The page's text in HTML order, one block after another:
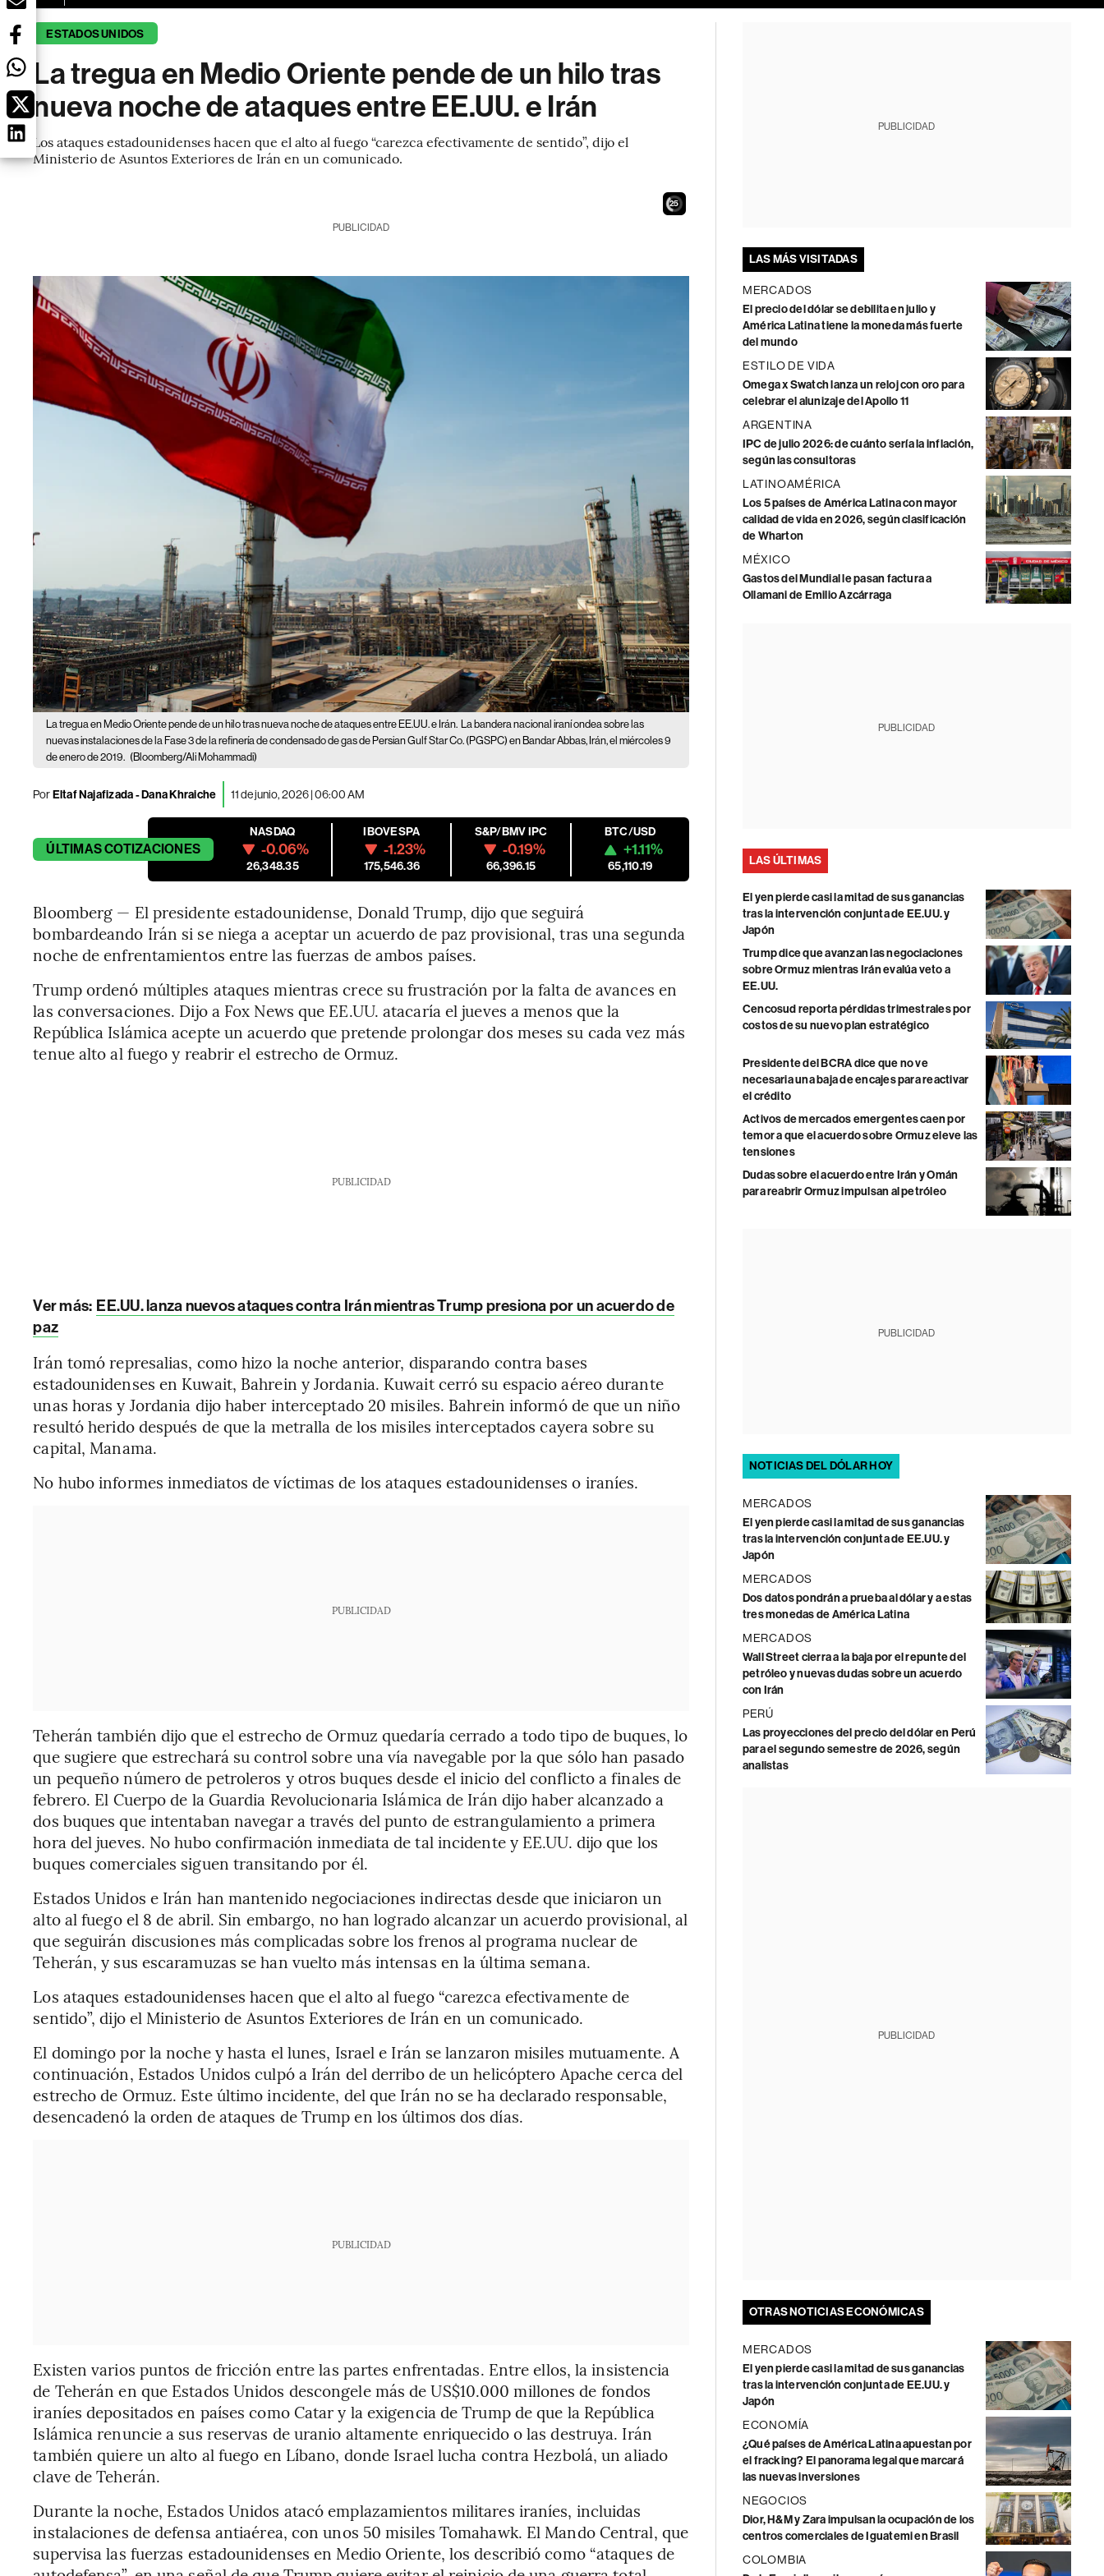
ESTADOS UNIDOS
La tregua en Medio Oriente pende de un hilo tras
nueva noche de ataques entre EE.UU. e Irán
Los ataques estadounidenses hacen que el alto al fuego “carezca efectivamente de sentido”, dijo el
Ministerio de Asuntos Exteriores de Irán en un comunicado.
24
PUBLICIDAD
La tregua en Medio Oriente pende de un hilo tras nueva noche de ataques entre EE.UU. e Irán. La bandera nacional iraní ondea sobre las
nuevas instalaciones de la Fase 3 de la refinería de condensado de gas de Persian Gulf Star Co. (PGSPC) en Bandar Abbas, Irán, el miércoles 9
de enero de 2019. (Bloomberg/Ali Mohammadi)
PorEltaf Najafizada - Dana Khraiche 11 de junio, 2026 | 06:00 AM
ÚLTIMASCOTIZACIONES
NASDAQ
-0.06%
26,348.35
IBOVESPA
-1.23%
175,546.36
S&P/BMV IPC
-0.19%
66,396.15
BTC/USD
+1.11%
65,110.19
Bloomberg — El presidente estadounidense, Donald Trump, dijo que seguirá
bombardeando Irán si se niega a aceptar un acuerdo de paz provisional, tras una segunda
noche de enfrentamientos entre las fuerzas de ambos países.
Trump ordenó múltiples ataques mientras crece su frustración por la falta de avances en
las conversaciones. Dijo a Fox News que EE.UU. atacaría el jueves a menos que la
República Islámica acepte un acuerdo que pretende prolongar dos meses su cada vez más
tenue alto al fuego y reabrir el estrecho de Ormuz.
PUBLICIDAD
Ver más: EE.UU. lanza nuevos ataques contra Irán mientras Trump presiona por un acuerdo de
paz
Irán tomó represalias, como hizo la noche anterior, disparando contra bases
estadounidenses en Kuwait, Bahrein y Jordania. Kuwait cerró su espacio aéreo durante
unas horas y Jordania dijo haber interceptado 20 misiles. Bahrein informó de que un niño
resultó herido después de que la metralla de los misiles interceptados cayera sobre su
capital, Manama.
No hubo informes inmediatos de víctimas de los ataques estadounidenses o iraníes.
PUBLICIDAD
Teherán también dijo que el estrecho de Ormuz quedaría cerrado a todo tipo de buques, lo
que sugiere que estrechará su control sobre una vía navegable por la que sólo han pasado
un pequeño número de petroleros y otros buques desde el inicio del conflicto a finales de
febrero. El Cuerpo de la Guardia Revolucionaria Islámica de Irán dijo haber alcanzado a
dos buques que intentaban navegar a través del punto de estrangulamiento a primera
hora del jueves. No hubo confirmación inmediata de tal incidente y EE.UU. dijo que los
buques comerciales siguen transitando por él.
Estados Unidos e Irán han mantenido negociaciones indirectas desde que iniciaron un
alto al fuego el 8 de abril. Sin embargo, no han logrado alcanzar un acuerdo provisional, al
que seguirán discusiones más complicadas sobre los frenos al programa nuclear de
Teherán, y sus escaramuzas se han vuelto más intensas en la última semana.
Los ataques estadounidenses hacen que el alto al fuego “carezca efectivamente de
sentido”, dijo el Ministerio de Asuntos Exteriores de Irán en un comunicado.
El domingo por la noche y hasta el lunes, Israel e Irán se lanzaron misiles mutuamente. A
continuación, Estados Unidos culpó a Irán del derribo de un helicóptero Apache cerca del
estrecho de Ormuz. Este último incidente, del que Irán no se ha declarado responsable,
desencadenó la orden de ataques de Trump en los últimos dos días.
PUBLICIDAD
Existen varios puntos de fricción entre las partes enfrentadas. Entre ellos, la insistencia
de Teherán en que Estados Unidos descongele más de US$10.000 millones de fondos
iraníes depositados en países como Catar y la exigencia de Trump de que la República
Islámica renuncie a sus reservas de uranio altamente enriquecido o las destruya. Irán
también quiere un alto al fuego en Líbano, donde Israel lucha contra Hezbolá, un aliado
clave de Teherán.
Durante la noche, Estados Unidos atacó emplazamientos militares iraníes, incluidas
instalaciones de defensa antiaérea, con unos 50 misiles Tomahawk. El Mando Central, que
supervisa las fuerzas estadounidenses en Medio Oriente, los describió como “ataques de
PUBLICIDAD
LAS MÁS VISITADAS
MERCADOS
El precio del dólar se debilita en julio y
América Latina tiene la moneda más fuerte
del mundo
ESTILO DE VIDA
Omega x Swatch lanza un reloj con oro para
celebrar el alunizaje del Apollo 11
ARGENTINA
IPC de julio 2026: de cuánto sería la inflación,
según las consultoras
LATINOAMÉRICA
Los 5 países de América Latina con mayor
calidad de vida en 2026, según clasificación
de Wharton
MÉXICO
Gastos del Mundial le pasan factura a
Ollamani de Emilio Azcárraga
PUBLICIDAD
LAS ÚLTIMAS
El yen pierde casi la mitad de sus ganancias
tras la intervención conjunta de EE.UU. y
Japón
Trump dice que avanzan las negociaciones
sobre Ormuz mientras Irán evalúa veto a
EE.UU.
Cencosud reporta pérdidas trimestrales por
costos de su nuevo plan estratégico
Presidente del BCRA dice que no ve
necesaria una baja de encajes para reactivar
el crédito
Activos de mercados emergentes caen por
temor a que el acuerdo sobre Ormuz eleve las
tensiones
Dudas sobre el acuerdo entre Irán y Omán
para reabrir Ormuz impulsan al petróleo
PUBLICIDAD
NOTICIAS DEL DÓLAR HOY
MERCADOS
El yen pierde casi la mitad de sus ganancias
tras la intervención conjunta de EE.UU. y
Japón
MERCADOS
Dos datos pondrán a prueba al dólar y a estas
tres monedas de América Latina
MERCADOS
Wall Street cierra a la baja por el repunte del
petróleo y nuevas dudas sobre un acuerdo
con Irán
PERÚ
Las proyecciones del precio del dólar en Perú
para el segundo semestre de 2026, según
analistas
PUBLICIDAD
OTRAS NOTICIAS ECONÓMICAS
MERCADOS
El yen pierde casi la mitad de sus ganancias
tras la intervención conjunta de EE.UU. y
Japón
ECONOMÍA
¿Qué países de América Latina apuestan por
el fracking? El panorama legal que marcará
las nuevas inversiones
NEGOCIOS
Dior, H&M y Zara impulsan la ocupación de los
centros comerciales de Iguatemi en Brasil
COLOMBIA